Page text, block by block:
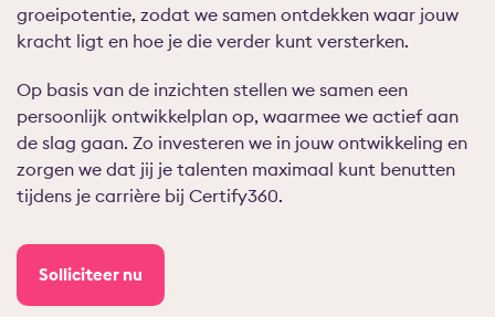
groeipotentie, zodat we samen ontdekken waar jouw
kracht ligt en hoe je die verder kunt versterken.
Op basis van de inzichten stellen we samen een
persoonlijk ontwikkelplan op, waarmee we actief aan
de slag gaan. Zo investeren we in jouw ontwikkeling en
zorgen we dat jij je talenten maximaal kunt benutten
tijdens je carrière bij Certify360.
Solliciteer nu